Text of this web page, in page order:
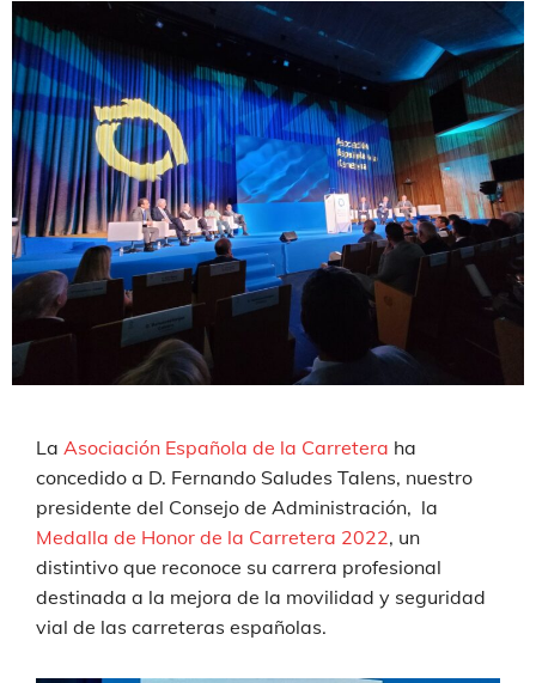
La Asociación Española de la Carretera ha
concedido a D. Fernando Saludes Talens, nuestro
presidente del Consejo de Administración, la
Medalla de Honor de la Carretera 2022, un
distintivo que reconoce su carrera profesional
destinada a la mejora de la movilidad y seguridad
vial de las carreteras españolas.